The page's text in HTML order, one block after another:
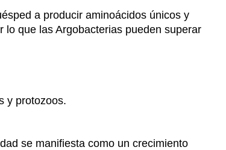
a producir aminoácidos únicos y
que las Argobacterias pueden superar
y protozoos.
se manifiesta como un crecimiento